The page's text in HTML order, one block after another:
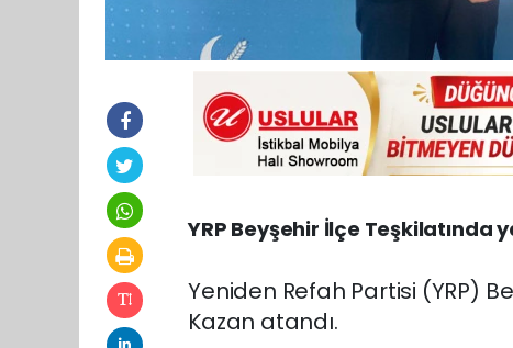
YRP Beyşehir İlçe Teşkilatında
Yeniden Refah Partisi (YRP)
Kazan atandı.